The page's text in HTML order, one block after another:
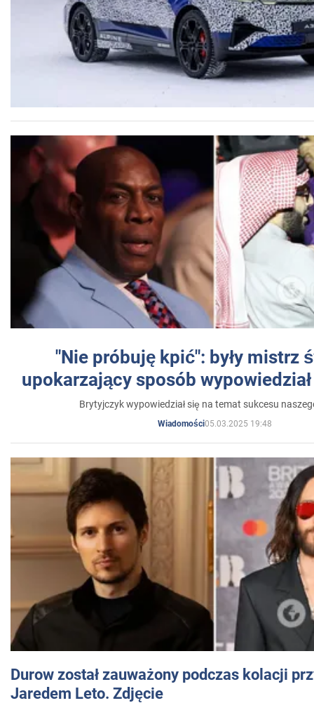
"Nie próbuję kpić": były mistrz
upokarzający sposób
Brytyjczyk wypowiedział się na temat sukcesu
Wiadomości05.03.2025 19:48
Durow został zauważony podczas kolacji
Jaredem Leto. Zdjęcie